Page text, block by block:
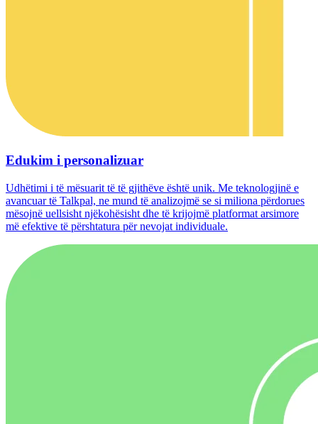
Edukim i personalizuar
Udhëtimi i të mësuarit të të gjithëve është unik. Me teknologjinë e
avancuar të Talkpal, ne mund të analizojmë se si miliona përdorues
mësojnë uellsisht njëkohësisht dhe të krijojmë platformat arsimore
më efektive të përshtatura për nevojat individuale.